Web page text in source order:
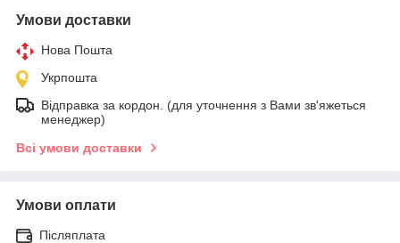
Умови доставки
Нова Пошта
Укрпошта
Відправка за кордон. (для уточнення з Вами зв'яжеться
менеджер)
Всі умови доставки
Умови оплати
Післяплата